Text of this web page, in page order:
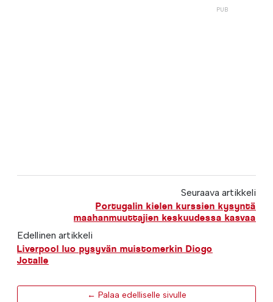
Seuraava artikkeli
Portugalin kielen kurssien kysyntä
maahanmuuttajien keskuudessa kasvaa
Edellinen artikkeli
Liverpool luo pysyvän muistomerkin Diogo
Jotalle
← Palaa edelliselle sivulle